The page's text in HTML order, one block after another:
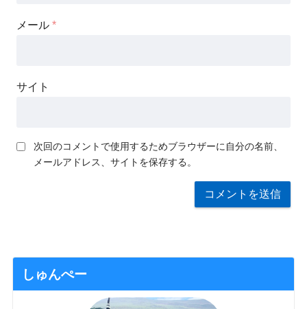
メール *
サイト
次回のコメントで使用するためブラウザーに自分の名前、
メールアドレス、サイトを保存する。
しゅんぺー